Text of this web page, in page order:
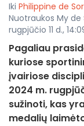
Iki Philippine de
Nuotraukos My de
rugpjūčio 11 d.,
Pagaliau
kuriose
įvairiose
2024 m.
sužinoti, kas
medalių